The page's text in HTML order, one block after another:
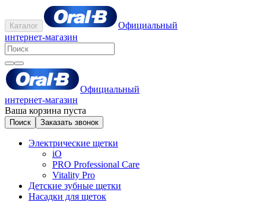
Каталог
Официальный
интернет-магазин
Официальный
интернет-магазин
Ваша корзина пуста
Поиск Заказать звонок
Электрические щетки
iO
PRO Professional Care
Vitality Pro
Детские зубные щетки
Насадки для щеток